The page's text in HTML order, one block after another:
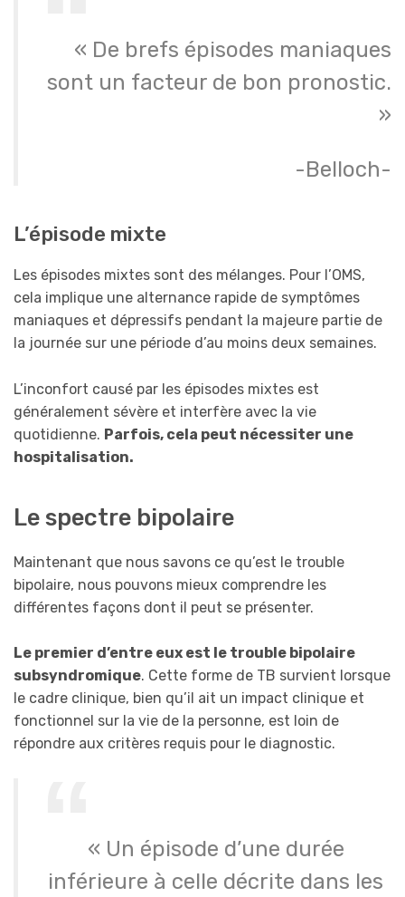
« De brefs épisodes maniaques
sont un facteur de bon pronostic.
»
-Belloch-
L’épisode mixte
Les épisodes mixtes sont des mélanges. Pour l’OMS,
cela implique une alternance rapide de symptômes
maniaques et dépressifs pendant la majeure partie de
la journée sur une période d’au moins deux semaines.
L’inconfort causé par les épisodes mixtes est
généralement sévère et interfère avec la vie
quotidienne. Parfois, cela peut nécessiter une
hospitalisation.
Le spectre bipolaire
Maintenant que nous savons ce qu’est le trouble
bipolaire, nous pouvons mieux comprendre les
différentes façons dont il peut se présenter.
Le premier d’entre eux est le trouble bipolaire
subsyndromique. Cette forme de TB survient lorsque
le cadre clinique, bien qu’il ait un impact clinique et
fonctionnel sur la vie de la personne, est loin de
répondre aux critères requis pour le diagnostic.
« Un épisode d’une durée
inférieure à celle décrite dans les